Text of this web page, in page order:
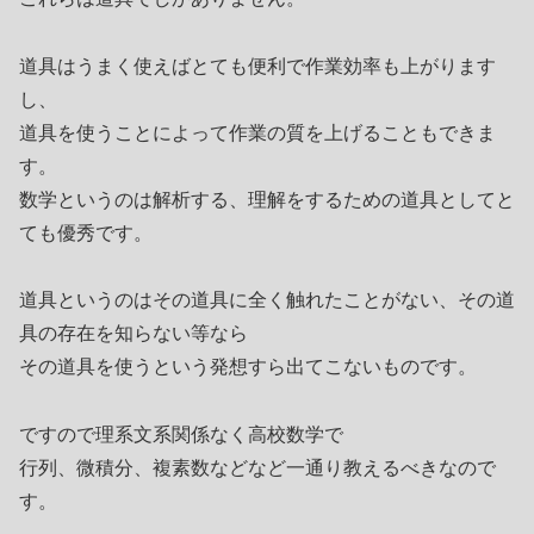
道具はうまく使えばとても便利で作業効率も上がります
し、
道具を使うことによって作業の質を上げることもできま
す。
数学というのは解析する、理解をするための道具としてと
ても優秀です。
道具というのはその道具に全く触れたことがない、その道
具の存在を知らない等なら
その道具を使うという発想すら出てこないものです。
ですので理系文系関係なく高校数学で
行列、微積分、複素数などなど一通り教えるべきなので
す。